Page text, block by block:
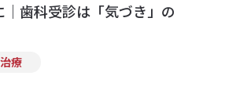
歯科受診は「気づき」の
療